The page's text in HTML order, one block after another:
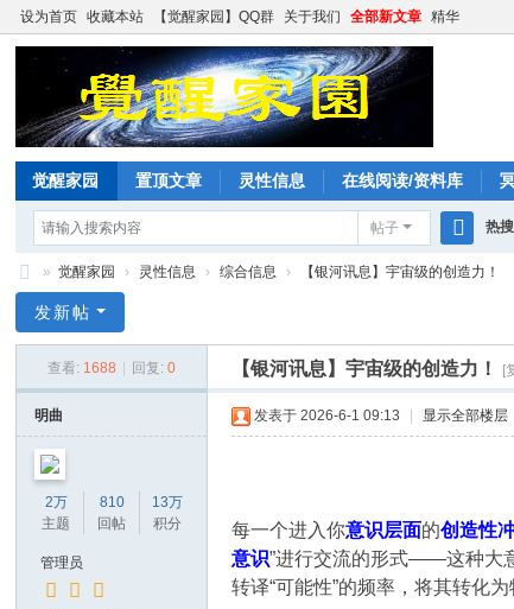
设为首页 收藏本站 【觉醒家园】QQ群 关于我们 全部新文章 精华
觉醒家园 置顶文章 灵性信息 在线阅读/资料库
帖子
搜
热
醒
园
» 觉醒家园 › 灵性信息 › 综合信息 › 【银河讯息】宇宙级的创造力！
发新帖
查看: 1688 回复: 0 【银河讯息】宇宙级的创造力！ [
明曲
2万
主题
810
回帖
13万
积分
管理员
发表于 2026-6-1 09:13 显示全部楼层
每一个进入你意识层面的创造性
意识”进行交流的形式——这种大
转译“可能性”的频率，将其转化为